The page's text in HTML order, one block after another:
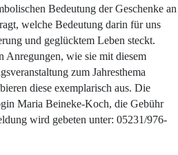
Bedeutung der Geschenke an
welche Bedeutung darin für uns
und geglücktem Leben steckt.
Anregungen, wie sie mit diesem
zum Jahresthema
diese exemplarisch aus. Die
Maria Beineke-Koch, die Gebühr
wird gebeten unter: 05231/976-